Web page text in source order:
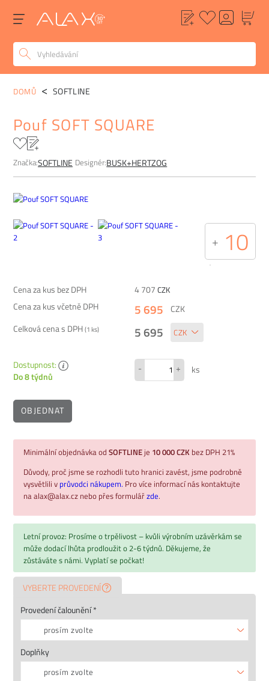
POPIS ALTERNATIVY
DOMŮ SOFTLINE
Pouf SOFT SQUARE
Značka:SOFTLINE Designér:BUSK+HERTZOG
+ 10
Cena za kus bez DPH 4 707 CZK
Cena za kus včetně DPH
5 695
CZK
Celková cena s DPH(1ks) 5 695
Dostupnost:
Do 8 týdnů
- + ks
OBJEDNAT
Minimální objednávka od SOFTLINEje 10 000 CZK bez DPH 21%
Důvody, proč jsme se rozhodli tuto hranici zavést, jsme podrobně
vysvětlili v průvodci nákupem. Pro více informací nás kontaktujte
na alax@alax.cz nebo přes formulářzde.
Letní provoz: Prosíme o trpělivost – kvůli výrobním uzávěrkám se
může dodací lhůta prodloužit o 2-6 týdnů. Děkujeme, že
zůstáváte s námi. Vyplatí se počkat!
VYBERTE PROVEDENÍ
Provedení čalounění *
prosím zvolte
Doplňky
prosím zvolte